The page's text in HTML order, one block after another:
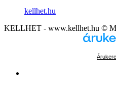
kellhet.hu
KELLHET - www.kellhet.hu ©